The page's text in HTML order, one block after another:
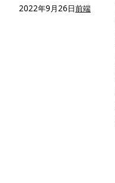
2022年9月26日前端